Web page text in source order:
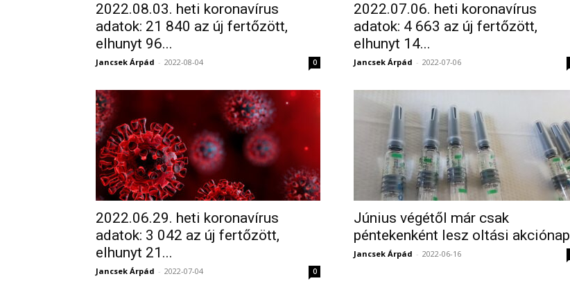
2022.08.03. heti koronavírus
adatok: 21 840 az új fertőzött,
elhunyt 96...
Jancsek Árpád - 2022-08-04 0
2022.07.06. heti koronavírus
adatok: 4 663 az új fertőzött,
elhunyt 14...
Jancsek Árpád - 2022-07-06
2022.06.29. heti koronavírus
adatok: 3 042 az új fertőzött,
elhunyt 21...
Jancsek Árpád - 2022-07-04 0
Június végétől már csak
péntekenként lesz oltási akciónap
Jancsek Árpád - 2022-06-16